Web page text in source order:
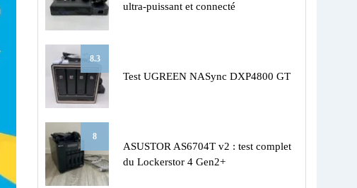
ultra-puissant et connecté
8.3
Test UGREEN NASync DXP4800 GT
8
ASUSTOR AS6704T v2 : test complet
du Lockerstor 4 Gen2+